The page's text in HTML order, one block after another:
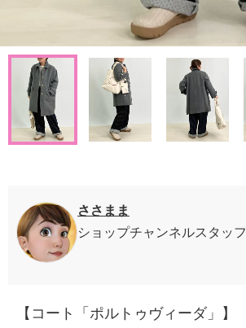
ささまま
ショップチャンネルスタッフ
【コート「ポルトゥヴィーダ」】